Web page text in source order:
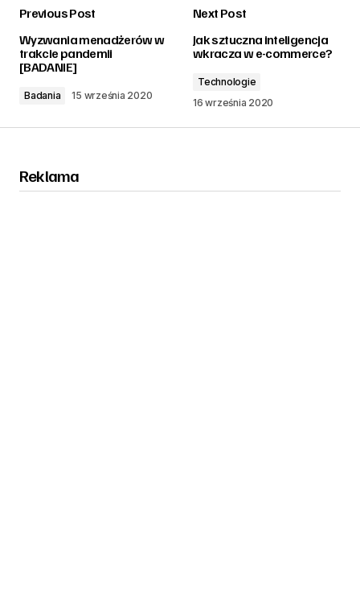
Previous Post
Wyzwania menadżerów w
trakcie pandemii
[BADANIE]
Badania 15 września 2020
Next Post
Jak sztuczna inteligencja
wkracza w e-commerce?
Technologie
16 września 2020
Reklama